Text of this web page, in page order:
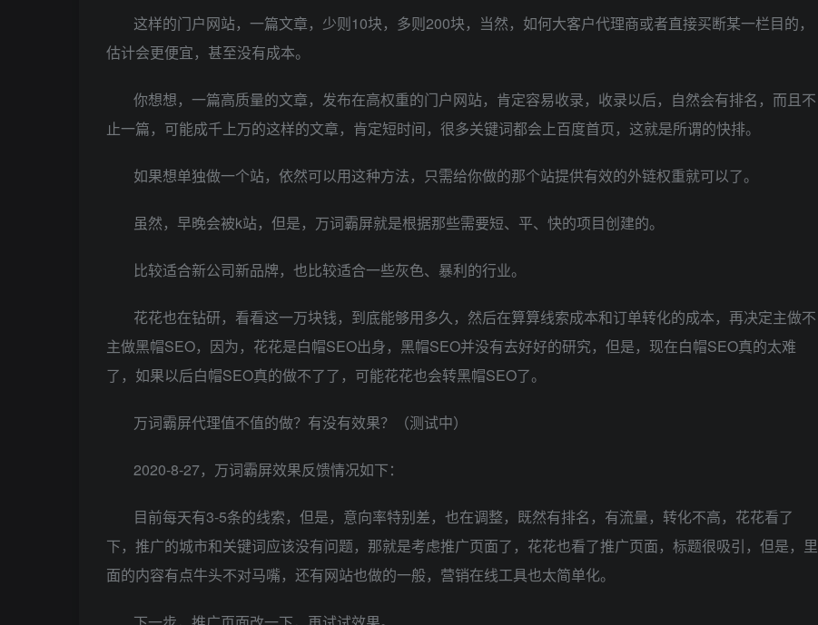
这样的门户网站，一篇文章，少则10块，多则200块，当然，如何大客户代理商或者直接买断某一栏目的，
估计会更便宜，甚至没有成本。
你想想，一篇高质量的文章，发布在高权重的门户网站，肯定容易收录，收录以后，自然会有排名，而且不
止一篇，可能成千上万的这样的文章，肯定短时间，很多关键词都会上百度首页，这就是所谓的快排。
如果想单独做一个站，依然可以用这种方法，只需给你做的那个站提供有效的外链权重就可以了。
虽然，早晚会被k站，但是，万词霸屏就是根据那些需要短、平、快的项目创建的。
比较适合新公司新品牌，也比较适合一些灰色、暴利的行业。
花花也在钻研，看看这一万块钱，到底能够用多久，然后在算算线索成本和订单转化的成本，再决定主做不
主做黑帽SEO，因为，花花是白帽SEO出身，黑帽SEO并没有去好好的研究，但是，现在白帽SEO真的太难
了，如果以后白帽SEO真的做不了了，可能花花也会转黑帽SEO了。
万词霸屏代理值不值的做？有没有效果？（测试中）
2020-8-27，万词霸屏效果反馈情况如下：
目前每天有3-5条的线索，但是，意向率特别差，也在调整，既然有排名，有流量，转化不高，花花看了
下，推广的城市和关键词应该没有问题，那就是考虑推广页面了，花花也看了推广页面，标题很吸引，但是，里
面的内容有点牛头不对马嘴，还有网站也做的一般，营销在线工具也太简单化。